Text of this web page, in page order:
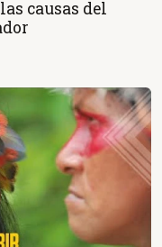
causas del